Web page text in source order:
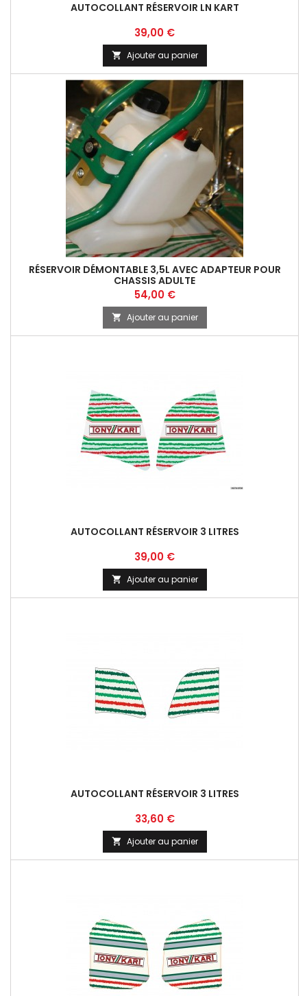
AUTOCOLLANT RÉSERVOIR LN KART
Prix
39,00 €
 Ajouter au panier
RÉSERVOIR DÉMONTABLE 3,5L AVEC ADAPTEUR POUR
CHASSIS ADULTE
Prix
54,00 €
 Ajouter au panier
AUTOCOLLANT RÉSERVOIR 3 LITRES
Prix
39,00 €
 Ajouter au panier
AUTOCOLLANT RÉSERVOIR 3 LITRES
Prix
33,60 €
 Ajouter au panier